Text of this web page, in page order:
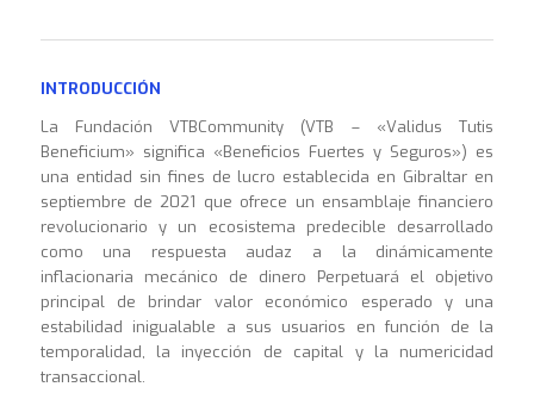
INTRODUCCIÓN
La Fundación VTBCommunity (VTB – «Validus Tutis
Beneficium» significa «Beneficios Fuertes y Seguros») es
una entidad sin fines de lucro establecida en Gibraltar en
septiembre de 2021 que ofrece un ensamblaje financiero
revolucionario y un ecosistema predecible desarrollado
como una respuesta audaz a la dinámicamente
inflacionaria mecánico de dinero Perpetuará el objetivo
principal de brindar valor económico esperado y una
estabilidad inigualable a sus usuarios en función de la
temporalidad, la inyección de capital y la numericidad
transaccional.